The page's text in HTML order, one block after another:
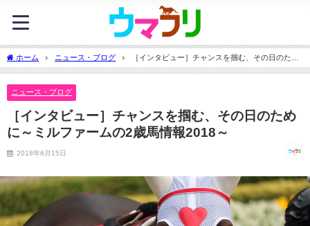
ホーム ニュース・ブログ
［インタビュー］チャンスを掴む、その日のため
に～ミルファームの2歳馬情報2018～
ニュース・ブログ
［インタビュー］チャンスを掴む、その日のため
に～ミルファームの2歳馬情報2018～
2018年6月15日